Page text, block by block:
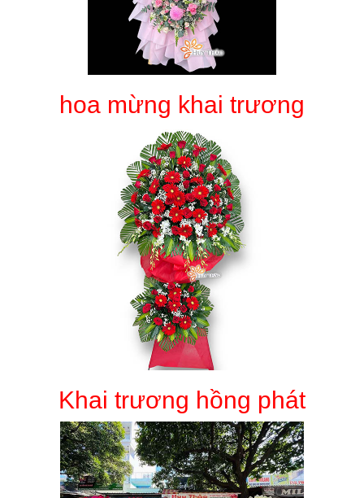
hoa mừng khai trương
Khai trương hồng phát